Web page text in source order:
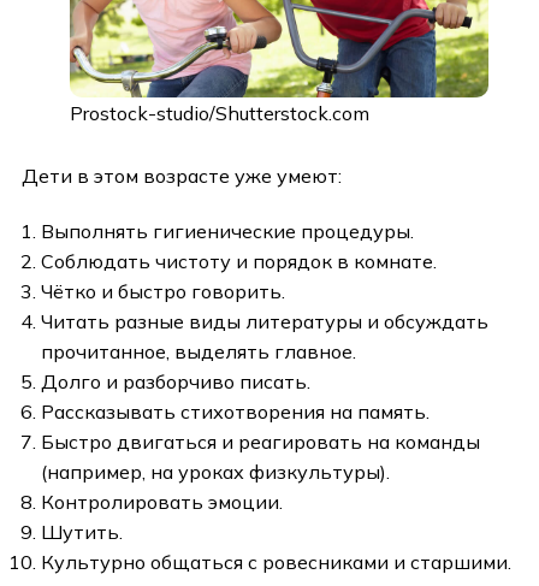
Prostock-studio/Shutterstock.com
Дети в этом возрасте уже умеют:
Выполнять гигиенические процедуры.
Соблюдать чистоту и порядок в комнате.
Чётко и быстро говорить.
Читать разные виды литературы и обсуждать
прочитанное, выделять главное.
Долго и разборчиво писать.
Рассказывать стихотворения на память.
Быстро двигаться и реагировать на команды
(например, на уроках физкультуры).
Контролировать эмоции.
Шутить.
Культурно общаться с ровесниками и старшими.